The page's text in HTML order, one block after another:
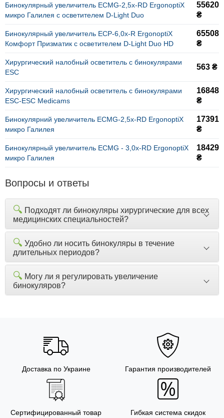
Бинокулярный увеличитель ECMG-2,5x-RD ErgonoptiX
микро Галилея с осветителем D-Light Duo
55620
₴
Бинокулярный увеличитель ECP-6,0x-R ErgonoptiX
Комфорт Призматик с осветителем D-Light Duo HD
65508
₴
Хирургический налобный осветитель с бинокулярами
ESC
563 ₴
Хирургический налобный осветитель с бинокулярами
ESC-ESC Medicams
16848
₴
Бинокулярний увеличитель ECMG-2,5x-RD ErgonoptiX
микро Галилея
17391
₴
Бинокулярный увеличитель ECMG - 3,0x-RD ErgonoptiX
микро Галилея
18429
₴
Вопросы и ответы
🔍 Подходят ли бинокуляры хирургические для всех
медицинских специальностей?
🔍 Удобно ли носить бинокуляры в течение
длительных периодов?
🔍 Могу ли я регулировать увеличение
бинокуляров?
Доставка по Украине Гарантия производителей
Сертифицированный товар Гибкая система скидок